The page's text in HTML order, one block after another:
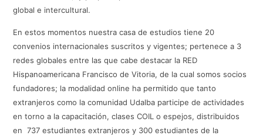
global e intercultural.
En estos momentos nuestra casa de estudios tiene 20
convenios internacionales suscritos y vigentes; pertenece a 3
redes globales entre las que cabe destacar la RED
Hispanoamericana Francisco de Vitoria, de la cual somos socios
fundadores; la modalidad online ha permitido que tanto
extranjeros como la comunidad Udalba participe de actividades
en torno a la capacitación, clases COIL o espejos, distribuidos
en 737 estudiantes extranjeros y 300 estudiantes de la